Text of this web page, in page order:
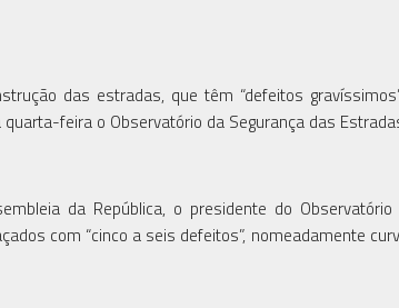
das estradas, que têm “defeitos
feira o Observatório da Segurança das
da República, o presidente do Observatório
com “cinco a seis defeitos”, nomeadamente